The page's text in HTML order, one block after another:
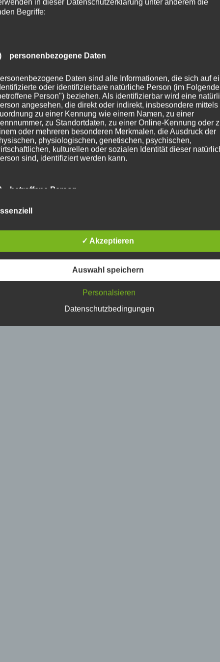
in dieser Datenschutzerklärung unter anderem die
Begriffe:
personenbezogene Daten
Daten sind alle Informationen, die sich auf
oder identifizierbare natürliche Person (im
Person") beziehen. Als identifizierbar wird eine
angesehen, die direkt oder indirekt, insbesondere mittels
zu einer Kennung wie einem Namen, zu einer
zu Standortdaten, zu einer Online-Kennung oder
oder mehreren besonderen Merkmalen, die Ausdruck der
physiologischen, genetischen, psychischen,
kulturellen oder sozialen Identität dieser
sind, identifiziert werden kann.
betroffene Person
Person ist jede identifizierte oder identifizierbare
verarbeitet werden.
Verarbeitung
Vorgang oder jede solche Vorgangsreihe im
die Organisation, das Ordnen, die Speicherung, die
die Offenlegung durch Übermittlung, Verbreitung
✓ Akzeptieren
Auswahl speichern
Personalsieren
Datenschutzbedingungen